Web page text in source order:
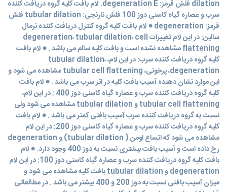
dilation فلش قرمز: degeneration E. لام بافت کلیه گروه دریافت کننده
سرب و عصاره گیاه کاسنی دوز 100 فلش نارنجی: tubular dilation فلش
قرمز: degeneration ● لام بافت کلیه گروه کنترل دریافت کننده نرمال
سالین: در این لام تغییرات degeneration، tubular dilation، cell
flattening مشاهده نشده است و بافت کلیه سالم می باشد . ● لام بافت
کلیه گروه دریافت کننده سرب: در این لام، tubular dilation،
degeneration، پرخونی، tubular cell flattening مشاهده می شود و
این موارد نشان دهنده آسیب بافت کلیه در اثر سرب می باشد . ● لام بافت
کلیه گروه دریافت کننده سرب و عصاره گیاه کاسنی دوز 400 : در این لام،
tubular cell flattening و tubular dilation مشاهده می شود ولی
نسبت به گروه دریافت کننده سرب آسیب بافتی کمتر می باشد . ● لام بافت
کلیه گروه دریافت کننده سرب و عصاره گیاه کاسنی دوز 200: در این لام
مشاهده می شود که اتساع لومن ( tubular dilation) و degeneration
رخ داده است و آسیب بافت بیشتری نسبت به دوز 400 وجود دارد. ● لام
بافت کلیه گروه دریافت کننده سرب و عصاره گیاه کاسنی دوز 100: در این لام
degeneration و tubular dilation بافت کلیه مشاهده می شود و
میزان آسیب بافتی نسبت به دوز 200 و 400 بیشتر می باشد . در مطالعاتی